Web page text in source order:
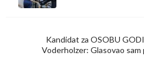
Kandidat za OSOBU
Voderholzer: Glasovao